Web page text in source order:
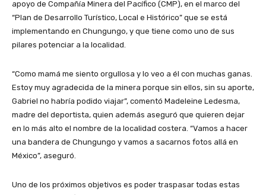
apoyo de Compañía Minera del Pacífico (CMP), en el marco del
“Plan de Desarrollo Turístico, Local e Histórico” que se está
implementando en Chungungo, y que tiene como uno de sus
pilares potenciar a la localidad.
“Como mamá me siento orgullosa y lo veo a él con muchas ganas.
Estoy muy agradecida de la minera porque sin ellos, sin su aporte,
Gabriel no habría podido viajar”, comentó Madeleine Ledesma,
madre del deportista, quien además aseguró que quieren dejar
en lo más alto el nombre de la localidad costera. “Vamos a hacer
una bandera de Chungungo y vamos a sacarnos fotos allá en
México”, aseguró.
Uno de los próximos objetivos es poder traspasar todas estas